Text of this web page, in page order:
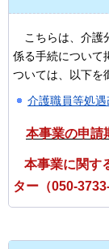
こちらは、 介護
係る手続について
ついては、以下を
介護職員等処
本事業の申請
本事業に関す
ター（050-